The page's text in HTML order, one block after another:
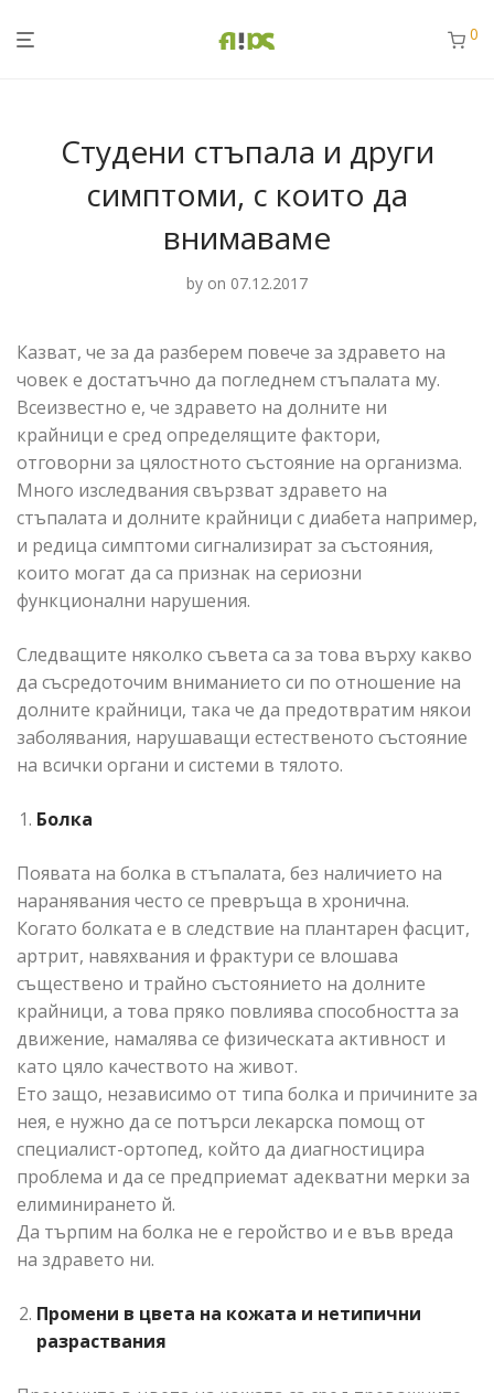
0
Студени стъпала и други
симптоми, с които да
внимаваме
by on 07.12.2017
Казват, че за да разберем повече за здравето на
човек е достатъчно да погледнем стъпалата му.
Всеизвестно е, че здравето на долните ни
крайници е сред определящите фактори,
отговорни за цялостното състояние на организма.
Много изследвания свързват здравето на
стъпалата и долните крайници с диабета например,
и редица симптоми сигнализират за състояния,
които могат да са признак на сериозни
функционални нарушения.
Следващите няколко съвета са за това върху какво
да съсредоточим вниманието си по отношение на
долните крайници, така че да предотвратим някои
заболявания, нарушаващи естественото състояние
на всички органи и системи в тялото.
Болка
Появата на болка в стъпалата, без наличието на
наранявания често се превръща в хронична.
Когато болката е в следствие на плантарен фасцит,
артрит, навяхвания и фрактури се влошава
съществено и трайно състоянието на долните
крайници, а това пряко повлиява способността за
движение, намалява се физическата активност и
като цяло качеството на живот.
Ето защо, независимо от типа болка и причините за
нея, е нужно да се потърси лекарска помощ от
специалист-ортопед, който да диагностицира
проблема и да се предприемат адекватни мерки за
елиминирането й.
Да търпим на болка не е геройство и е във вреда
на здравето ни.
Промени в цвета на кожата и нетипични
разраствания